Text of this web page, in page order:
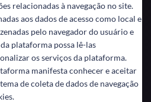
relacionadas à navegação no site.
aos dados de acesso como local e
pelo navegador do usuário e
plataforma possa lê-las
os serviços da plataforma.
manifesta conhecer e aceitar
de coleta de dados de navegação